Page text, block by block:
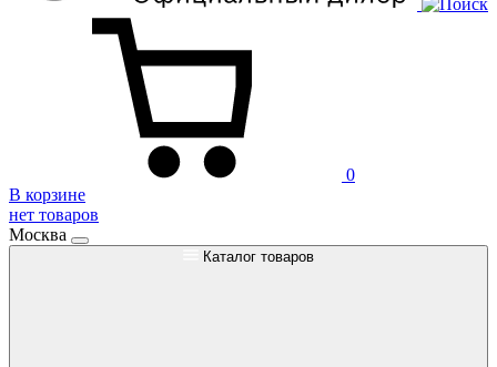
0
В корзине
нет товаров
Москва
Каталог товаров